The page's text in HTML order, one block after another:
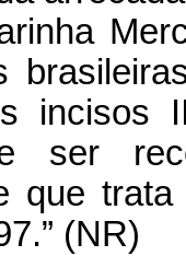
ser
que
(NR)